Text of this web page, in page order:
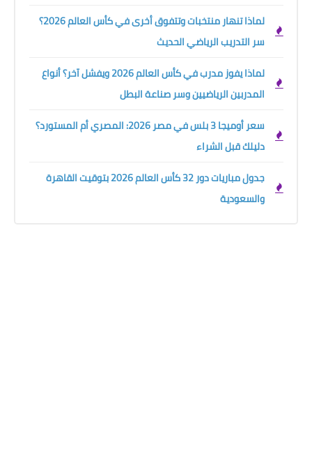
لماذا تنهار منتخبات وتتفوق أخرى في كأس العالم 2026؟
سر التدريب الرياضي الحديث
لماذا يفوز مدرب في كأس العالم 2026 ويفشل آخر؟ أنواع
المدربين الرياضيين وسر صناعة البطل
سعر أوميجا 3 بلس في مصر 2026: المصري أم المستورد؟
دليلك قبل الشراء
جدول مباريات دور 32 كأس العالم 2026 بتوقيت القاهرة
والسعودية